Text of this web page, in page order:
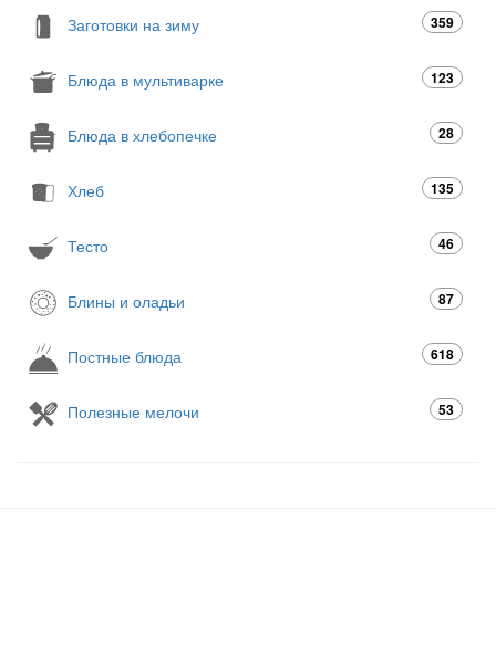
Заготовки на зиму 359
Блюда в мультиварке 123
Блюда в хлебопечке 28
Хлеб 135
Тесто 46
Блины и оладьи 87
Постные блюда 618
Полезные мелочи 53